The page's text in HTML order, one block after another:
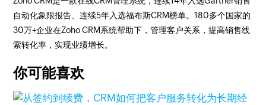
自动化象限报告、连续5年入选福布斯CRM榜单。180多个国家的
30万+企业在Zoho CRM系统帮助下，管理客户关系，提高销售线
索转化率，实现业绩增长。
你可能喜欢